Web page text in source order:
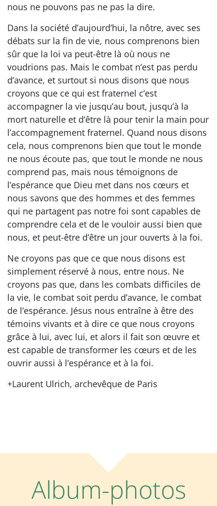
nous ne pouvons pas ne pas la dire.
Dans la société d’aujourd’hui, la nôtre, avec ses
débats sur la fin de vie, nous comprenons bien
sûr que la loi va peut-être là où nous ne
voudrions pas. Mais le combat n’est pas perdu
d’avance, et surtout si nous disons que nous
croyons que ce qui est fraternel c’est
accompagner la vie jusqu’au bout, jusqu’à la
mort naturelle et d’être là pour tenir la main pour
l’accompagnement fraternel. Quand nous disons
cela, nous comprenons bien que tout le monde
ne nous écoute pas, que tout le monde ne nous
comprend pas, mais nous témoignons de
l’espérance que Dieu met dans nos cœurs et
nous savons que des hommes et des femmes
qui ne partagent pas notre foi sont capables de
comprendre cela et de le vouloir aussi bien que
nous, et peut-être d’être un jour ouverts à la foi.
Ne croyons pas que ce que nous disons est
simplement réservé à nous, entre nous. Ne
croyons pas que, dans les combats difficiles de
la vie, le combat soit perdu d’avance, le combat
de l’espérance. Jésus nous entraîne à être des
témoins vivants et à dire ce que nous croyons
grâce à lui, avec lui, et alors il fait son œuvre et
est capable de transformer les cœurs et de les
ouvrir aussi à l’espérance et à la foi.
+Laurent Ulrich, archevêque de Paris
Album-photos